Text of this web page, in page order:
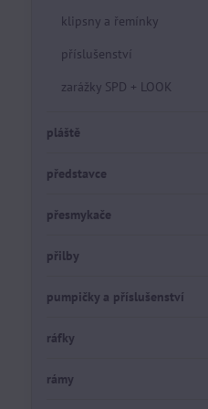
klipsny a řemínky
příslušenství
zarážky SPD + LOOK
pláště
představce
přesmykače
přilby
pumpičky a příslušenství
ráfky
rámy